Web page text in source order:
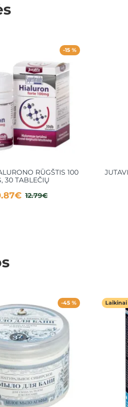
-15 %
RŪGŠTIS 100
30 TABLEČIŲ
12.79€
-45 % Laikinai